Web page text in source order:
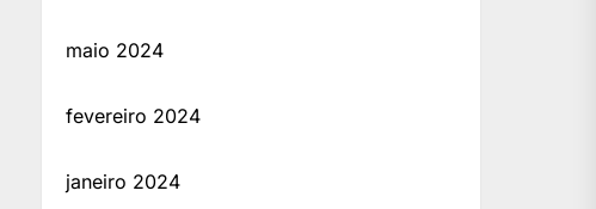
maio 2024
fevereiro 2024
janeiro 2024